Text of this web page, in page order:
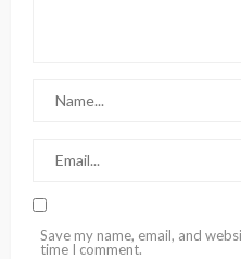
Save my name, email, and
time I comment.